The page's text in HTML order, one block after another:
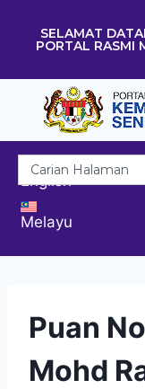
SELAMAT
PORTAL RASMI
English
Melayu
Puan
Mohd